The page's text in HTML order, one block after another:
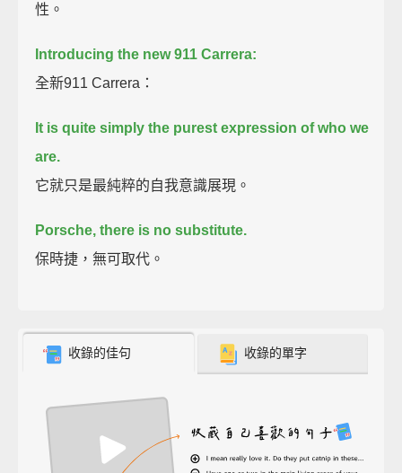
性。
Introducing the new 911 Carrera:
全新911 Carrera：
It is quite simply the purest expression of who we
are.
它就只是最純粹的自我意識展現。
Porsche, there is no substitute.
保時捷，無可取代。
收錄的佳句 收錄的單字